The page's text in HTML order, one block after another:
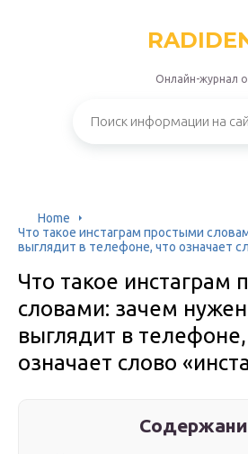
Онлайн-журнал о
Home
Что такое инстаграм простыми
выглядит в телефоне, что означает
Что такое инстаграм
словами: зачем
выглядит в
означает слово